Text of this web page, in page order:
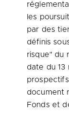
les
par des
définis
risque" du
date du 13
document
Fonds et